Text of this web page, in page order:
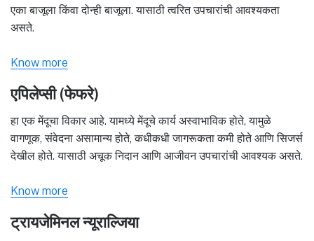
एका बाजूला किंवा दोन्ही बाजूला. यासाठी त्वरित उपचारांची आवश्यकता
असते.
Know more
एपिलेप्सी (फेफरे)
हा एक मेंदूचा विकार आहे. यामध्ये मेंदूचे कार्य अस्वाभाविक होते, यामुळे
वागणूक, संवेदना असामान्य होते, कधीकधी जागरूकता कमी होते आणि सिजर्स
देखील होते. यासाठी अचूक निदान आणि आजीवन उपचारांची आवश्यक असते.
Know more
ट्रायजेमिनल न्यूराल्जिया